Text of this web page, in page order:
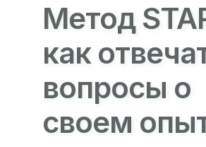
Метод
как
вопросы о
своем